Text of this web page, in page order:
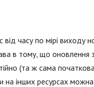
часу по мірі виходу
в тому, що оновлення
(та ж сама
на інших ресурсах